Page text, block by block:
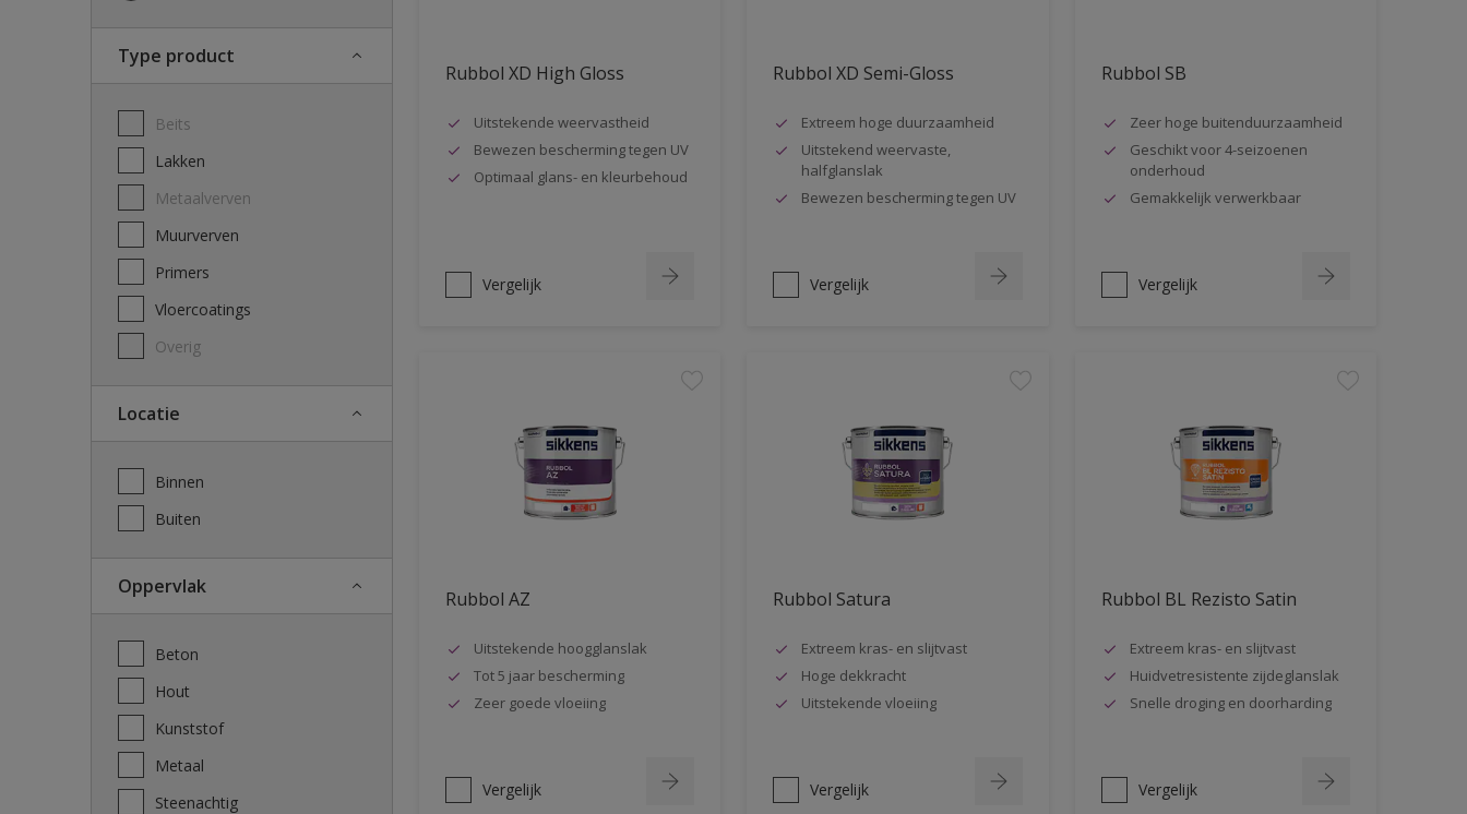
Type product
Beits
Lakken
Metaalverven
Muurverven
Primers
Vloercoatings
Overig
Locatie
Binnen
Buiten
Oppervlak
Beton
Hout
Kunststof
Metaal
Steenachtig
Rubbol XD High Gloss
Uitstekende weervastheid
Bewezen bescherming tegen UV
Optimaal glans- en kleurbehoud
Vergelijk
Rubbol XD Semi-Gloss
Extreem hoge duurzaamheid
Uitstekend weervaste,
halfglanslak
Bewezen bescherming tegen UV
Vergelijk
Rubbol SB
Zeer hoge buitenduurzaamheid
Geschikt voor 4-seizoenen
onderhoud
Gemakkelijk verwerkbaar
Vergelijk
Rubbol AZ
Uitstekende hoogglanslak
Tot 5 jaar bescherming
Zeer goede vloeiing
Vergelijk
Rubbol Satura
Extreem kras- en slijtvast
Hoge dekkracht
Uitstekende vloeiing
Vergelijk
Rubbol BL Rezisto Satin
Extreem kras- en slijtvast
Huidvetresistente zijdeglanslak
Snelle droging en doorharding
Vergelijk